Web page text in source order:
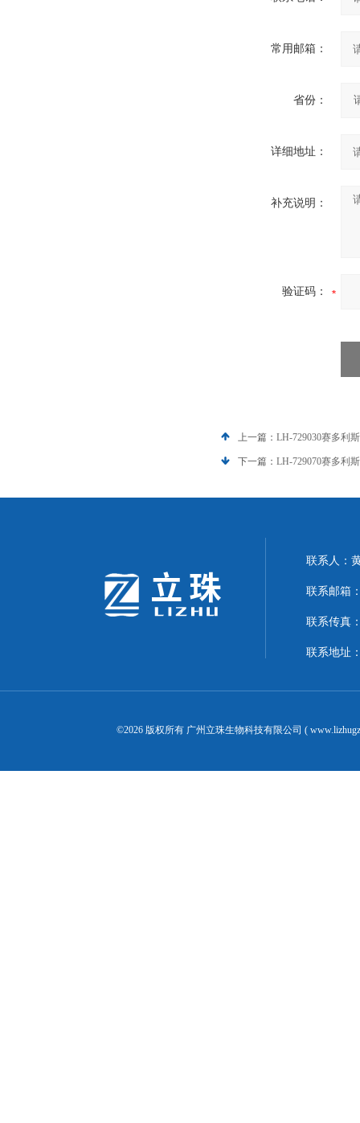
常用邮箱：
省份：
详细地址：
补充说明：
验证码：
上一篇： LH-729030赛多利
下一篇： LH-729070赛多利
联系人：
联系邮箱
联系传真
联系地址
©2026 版权所有 广州立珠生物科技有限公司 (